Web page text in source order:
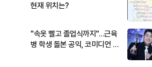
현재 위치는?
"속옷 빨고 졸업식까지"…근육
병 학생 돌본 공익, 코미디언 김